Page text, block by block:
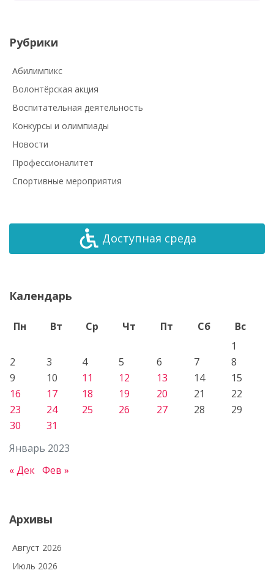
Рубрики
Абилимпикс
Волонтёрская акция
Воспитательная деятельность
Конкурсы и олимпиады
Новости
Профессионалитет
Спортивные мероприятия
Доступная среда
Календарь
Январь 2023
Пн Вт Ср Чт Пт Сб
Вс
1
2
3 4 5 6 7
8
9
10 11 12 13 14
15
16
17 18 19 20 21
22
23
24 25 26 27 28
29
30
31
« Дек Фев »
Архивы
Август 2026
Июль 2026